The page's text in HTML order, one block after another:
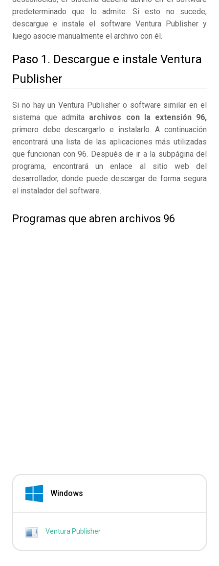
predeterminado que lo admite. Si esto no sucede,
descargue e instale el software Ventura Publisher y
luego asocie manualmente el archivo con él.
Paso 1. Descargue e instale Ventura
Publisher
Si no hay un Ventura Publisher o software similar en el
sistema que admita archivos con la extensión 96,
primero debe descargarlo e instalarlo. A continuación
encontrará una lista de las aplicaciones más utilizadas
que funcionan con 96. Después de ir a la subpágina del
programa, encontrará un enlace al sitio web del
desarrollador, donde puede descargar de forma segura
el instalador del software.
Programas que abren archivos 96
Windows
Ventura Publisher